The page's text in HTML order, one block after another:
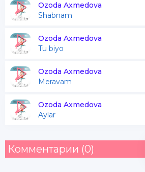
Ozoda Axmedova
Shabnam
Ozoda Axmedova
Tu biyo
Ozoda Axmedova
Meravam
Ozoda Axmedova
Aylar
Комментарии (0)